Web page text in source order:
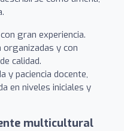
gran experiencia.
organizadas y con
calidad.
y paciencia docente,
en niveles iniciales y
multicultural